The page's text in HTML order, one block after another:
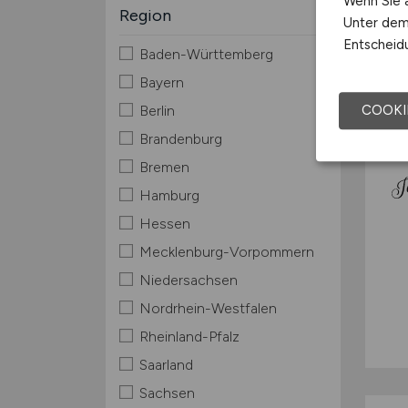
Region
Baden-Württemberg
Bayern
Berlin
Brandenburg
Bremen
Hamburg
Hessen
Mecklenburg-Vorpommern
Niedersachsen
Nordrhein-Westfalen
Rheinland-Pfalz
Saarland
Sachsen
Unter